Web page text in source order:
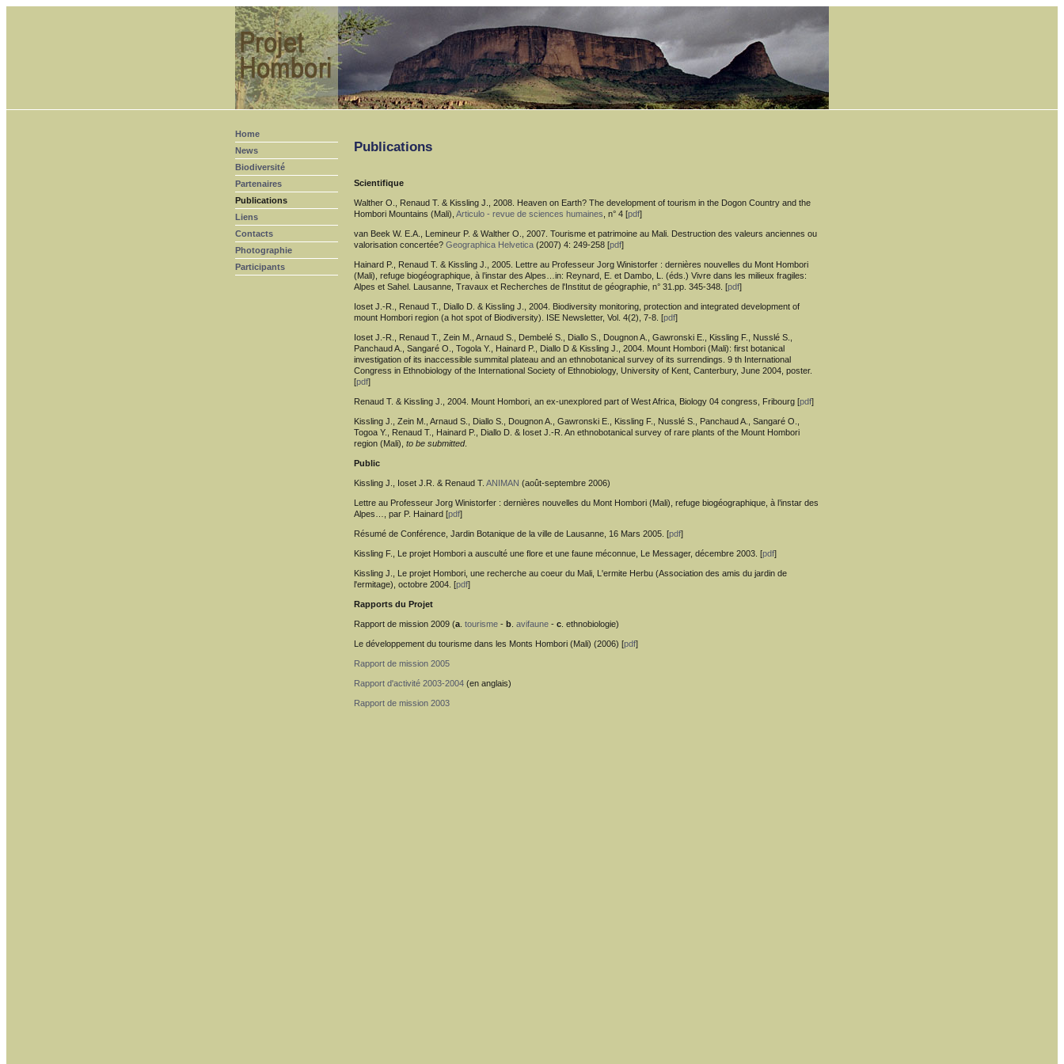
Home
News
Biodiversité
Partenaires
Publications
Liens
Contacts
Photographie
Participants
Publications
Scientifique
Walther O., Renaud T. & Kissling J., 2008. Heaven on Earth? The development of tourism in the Dogon Country and the
Hombori Mountains (Mali), Articulo - revue de sciences humaines , n° 4 [pdf]
van Beek W. E.A., Lemineur P. & Walther O., 2007. Tourisme et patrimoine au Mali. Destruction des valeurs anciennes ou
valorisation concertée? Geographica Helvetica (2007) 4: 249-258 [pdf]
Hainard P., Renaud T. & Kissling J., 2005. Lettre au Professeur Jorg Winistorfer : dernières nouvelles du Mont Hombori
(Mali), refuge biogéographique, à l’instar des Alpes…in: Reynard, E. et Dambo, L. (éds.) Vivre dans les milieux fragiles:
Alpes et Sahel. Lausanne, Travaux et Recherches de l'Institut de géographie, n° 31.pp. 345-348. [pdf]
Ioset J.-R., Renaud T., Diallo D. & Kissling J., 2004. Biodiversity monitoring, protection and integrated development of
mount Hombori region (a hot spot of Biodiversity). ISE Newsletter, Vol. 4(2), 7-8. [pdf]
Ioset J.-R., Renaud T., Zein M., Arnaud S., Dembelé S., Diallo S., Dougnon A., Gawronski E., Kissling F., Nusslé S.,
Panchaud A., Sangaré O., Togola Y., Hainard P., Diallo D & Kissling J., 2004. Mount Hombori (Mali): first botanical
investigation of its inaccessible summital plateau and an ethnobotanical survey of its surrendings. 9 th International
Congress in Ethnobiology of the International Society of Ethnobiology, University of Kent, Canterbury, June 2004, poster.
[pdf]
Renaud T. & Kissling J., 2004. Mount Hombori, an ex-unexplored part of West Africa, Biology 04 congress, Fribourg [pdf]
Kissling J., Zein M., Arnaud S., Diallo S., Dougnon A., Gawronski E., Kissling F., Nusslé S., Panchaud A., Sangaré O.,
Togoa Y., Renaud T., Hainard P., Diallo D. & Ioset J.-R. An ethnobotanical survey of rare plants of the Mount Hombori
region (Mali), to be submitted.
Public
Kissling J., Ioset J.R. & Renaud T. ANIMAN (août-septembre 2006)
Lettre au Professeur Jorg Winistorfer : dernières nouvelles du Mont Hombori (Mali), refuge biogéographique, à l’instar des
Alpes…, par P. Hainard [pdf]
Résumé de Conférence, Jardin Botanique de la ville de Lausanne, 16 Mars 2005. [pdf]
Kissling F., Le projet Hombori a ausculté une flore et une faune méconnue, Le Messager, décembre 2003. [pdf]
Kissling J., Le projet Hombori, une recherche au coeur du Mali, L'ermite Herbu (Association des amis du jardin de
l'ermitage), octobre 2004. [pdf]
Rapports du Projet
Rapport de mission 2009 (a tourisme - b avifaune - c . ethnobiologie)
Le développement du tourisme dans les Monts Hombori (Mali) (2006) [pdf]
Rapport de mission 2005
Rapport d'activité 2003-2004 (en anglais)
Rapport de mission 2003